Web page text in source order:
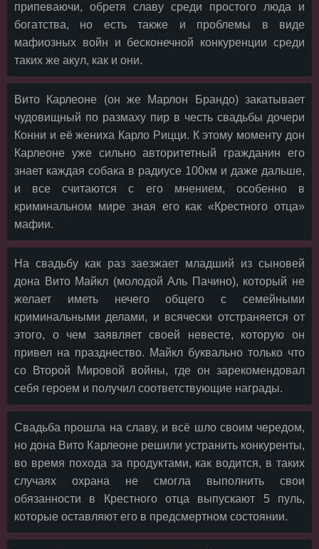
припеваючи, обретя славу среди простого люда и
богатства, но есть также и проблемы в виде
мафиозных войн и бесконечной конкуренции среди
таких же акул, как и они.
Вито Карлеоне (он же Марлон Брандо) закатывает
чудовищный по размаху пир в честь свадьбы дочери
Конни и её жениха Карло Рицци. К этому моменту дон
Карлеоне уже сильно авторитетный гражданин его
знает каждая собака в радиусе 100км и даже дальше,
и все считаются с его мнением, особенно в
криминальном мире зная его как «Крестного отца»
мафии.
На свадьбу как раз заезжает младший из сыновей
дона Вито Майкл (молодой Аль Пачино), который не
желает иметь нечего общего с семейными
криминальными делами, и всячески отстраняется от
этого, о чем заявляет своей невесте, которую он
привел на празднество. Майкл буквально только что
со Второй Мировой войны, где он зарекомендовал
себя героем и получил соответствующие награды.
Свадьба прошла на славу, и всё шло своим чередом,
но дона Вито Карлеоне решили устранить конкуренты,
во время похода за продуктами, как водится, в таких
случаях охрана не смогла выполнить свои
обязанности в Крестного отца выпускают 5 пуль,
которые оставляют его в предсмертном состоянии.